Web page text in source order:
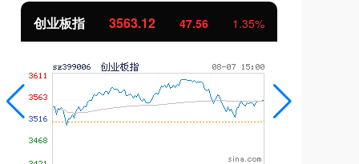
基金指数 7242.10 12.30 0.17%